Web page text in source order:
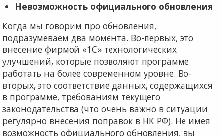
Невозможность официального обновления
Когда мы говорим про обновления,
подразумеваем два момента. Во-первых, это
внесение фирмой «1С» технологических
улучшений, которые позволяют программе
работать на более современном уровне. Во-
вторых, это соответствие данных, содержащихся
в программе, требованиям текущего
законодательства (что очень важно в ситуации
регулярно внесения поправок в НК РФ). Не имея
возможность официального обновления, вы